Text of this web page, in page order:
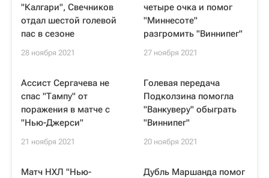
"Калгари", Свечников
отдал шестой голевой
пас в сезоне
28 ноября 2021
четыре очка и помог
"Миннесоте"
разгромить "Виннипег"
27 ноября 2021
Ассист Сергачева не
спас "Тампу" от
поражения в матче с
"Нью-Джерси"
21 ноября 2021
Голевая передача
Подколзина помогла
"Ванкуверу" обыграть
"Виннипег"
20 ноября 2021
Матч НХЛ "Нью-
Дубль Маршанда помог